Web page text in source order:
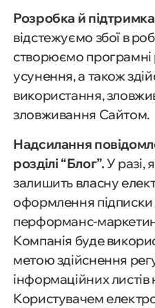
Розробка й
відстежуємо збої в
створюємо програмні
усунення, а також
використання,
зловживання Сайтом.
Надсилання
розділі “Блог”.У разі,
залишить власну
оформлення
перформанс-
Компанія буде
метою здійснення
інформаційних листів
Користувачем